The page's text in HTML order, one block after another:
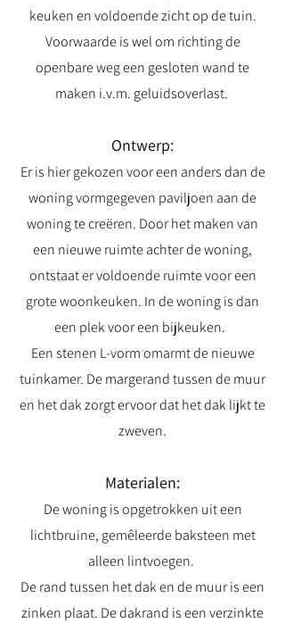
keuken en voldoende zicht op de tuin.
Voorwaarde is wel om richting de
openbare weg een gesloten wand te
maken i.v.m. geluidsoverlast.
Ontwerp:
Er is hier gekozen voor een anders dan de
woning vormgegeven paviljoen aan de
woning te creëren. Door het maken van
een nieuwe ruimte achter de woning,
ontstaat er voldoende ruimte voor een
grote woonkeuken. In de woning is dan
een plek voor een bijkeuken.
Een stenen L-vorm omarmt de nieuwe
tuinkamer. De margerand tussen de muur
en het dak zorgt ervoor dat het dak lijkt te
zweven.
Materialen:
De woning is opgetrokken uit een
lichtbruine, gemêleerde baksteen met
alleen lintvoegen.
De rand tussen het dak en de muur is een
zinken plaat. De dakrand is een verzinkte